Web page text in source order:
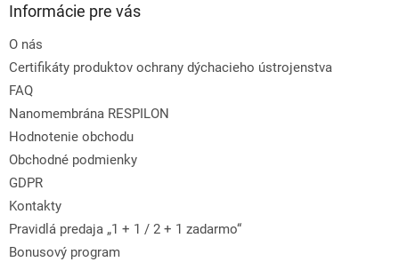
Informácie pre vás
O nás
Certifikáty produktov ochrany dýchacieho ústrojenstva
FAQ
Nanomembrána RESPILON
Hodnotenie obchodu
Obchodné podmienky
GDPR
Kontakty
Pravidlá predaja „1 + 1 / 2 + 1 zadarmo“
Bonusový program